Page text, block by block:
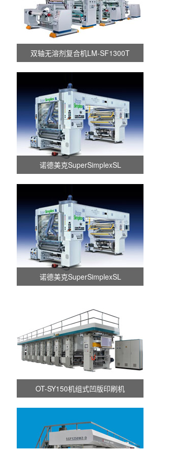
双轴无溶剂复合机LM-SF1300T
诺德美克SuperSimplexSL
诺德美克SuperSimplexSL
OT-SY150机组式凹版印刷机